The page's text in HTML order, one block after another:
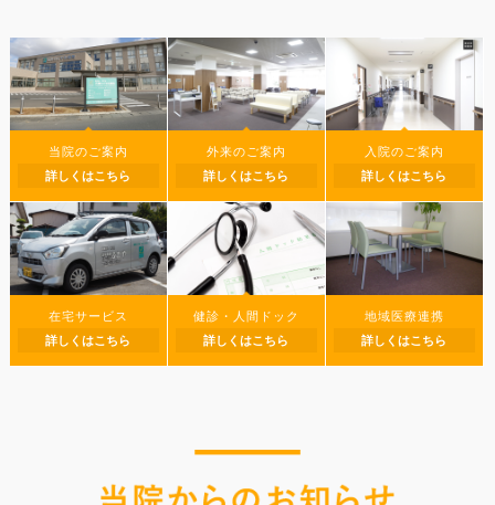
当院のご案内
詳しくはこちら
外来のご案内
詳しくはこちら
入院のご案内
詳しくはこちら
在宅サービス
詳しくはこちら
健診・人間ドック
詳しくはこちら
地域医療連携
詳しくはこちら